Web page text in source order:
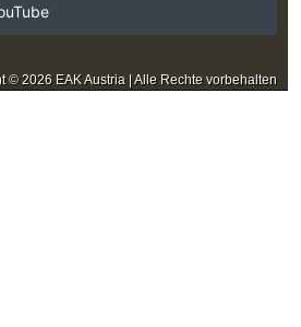
© 2026 EAK Austria | Alle Rechte vorbehalten